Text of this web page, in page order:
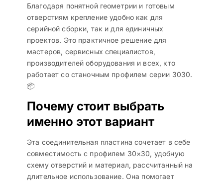
Благодаря понятной геометрии и готовым
отверстиям крепление удобно как для
серийной сборки, так и для единичных
проектов. Это практичное решение для
мастеров, сервисных специалистов,
производителей оборудования и всех, кто
работает со станочным профилем серии 3030.
📦
Почему стоит выбрать
именно этот вариант
Эта соединительная пластина сочетает в себе
совместимость с профилем 30×30, удобную
схему отверстий и материал, рассчитанный на
длительное использование. Она помогает